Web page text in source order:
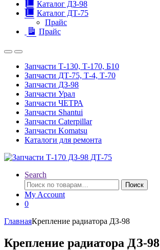
Каталог ДЗ-98
Каталог ДТ-75
Прайс
Прайс
Запчасти Т-130, Т-170, Б10
Запчасти ДТ-75, Т-4, Т-70
Запчасти ДЗ-98
Запчасти Урал
Запчасти ЧЕТРА
Запчасти Shantui
Запчасти Caterpillar
Запчасти Komatsu
Каталоги для ремонта
Search
Искать:
Поиск
My Account
0
ГлавнаяКрепление радиатора ДЗ-98
Крепление радиатора ДЗ-98